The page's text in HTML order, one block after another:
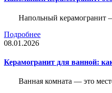
Напольный керамогранит
Подробнее
08.01.2026
Керамогранит для ванной:
Ванная комната — это